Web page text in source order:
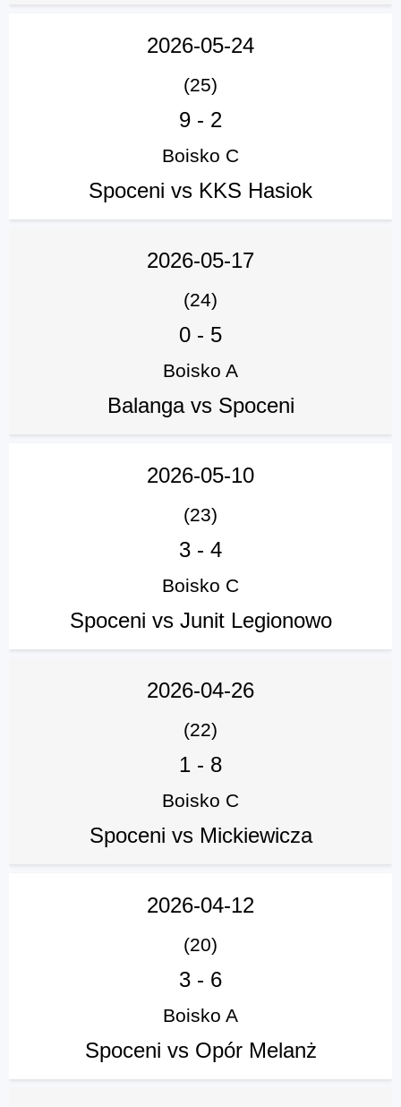
2026-05-24
(25)
9 - 2
Boisko C
Spoceni vs KKS Hasiok
2026-05-17
(24)
0 - 5
Boisko A
Balanga vs Spoceni
2026-05-10
(23)
3 - 4
Boisko C
Spoceni vs Junit Legionowo
2026-04-26
(22)
1 - 8
Boisko C
Spoceni vs Mickiewicza
2026-04-12
(20)
3 - 6
Boisko A
Spoceni vs Opór Melanż